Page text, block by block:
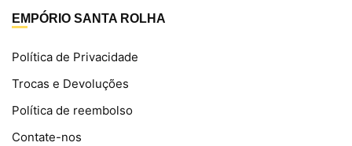
EMPÓRIO SANTA ROLHA
Política de Privacidade
Trocas e Devoluções
Política de reembolso
Contate-nos